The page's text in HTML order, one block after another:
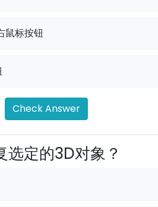
鼠标按钮
Check Answer
选定的3D对象？